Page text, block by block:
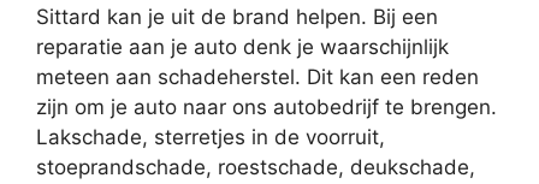
Sittard kan je uit de brand helpen. Bij een
reparatie aan je auto denk je waarschijnlijk
meteen aan schadeherstel. Dit kan een reden
zijn om je auto naar ons autobedrijf te brengen.
Lakschade, sterretjes in de voorruit,
stoeprandschade, roestschade, deukschade,